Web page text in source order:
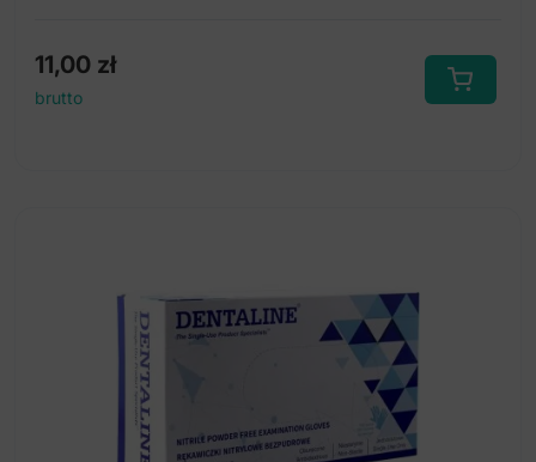
11,00 zł
brutto